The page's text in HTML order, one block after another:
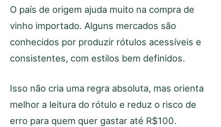
O país de origem ajuda muito na compra de
vinho importado. Alguns mercados são
conhecidos por produzir rótulos acessíveis e
consistentes, com estilos bem definidos.
Isso não cria uma regra absoluta, mas orienta
melhor a leitura do rótulo e reduz o risco de
erro para quem quer gastar até R$100.